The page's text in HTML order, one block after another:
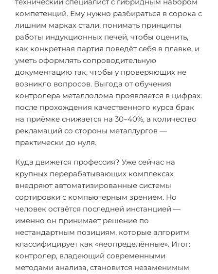
компетенций. Ему нужно разбираться в сорока с
лишним марках стали, понимать принципы
работы индукционных печей, чтобы оценить,
как конкретная партия поведёт себя в плавке, и
уметь оформлять сопроводительную
документацию так, чтобы у проверяющих не
возникло вопросов. Выгода от обучения
контролера металлолома проявляется в цифрах:
после прохождения качественного курса брак
на приёмке снижается на 30–40%, а количество
рекламаций со стороны металлургов —
практически до нуля.
Куда движется профессия? Уже сейчас на
крупных перерабатывающих комплексах
внедряют автоматизированные системы
сортировки с компьютерным зрением. Но
человек остаётся последней инстанцией —
именно он принимает решение по
нестандартным позициям, которые алгоритм
классифицирует как «неопределённые». Итог:
контролер, владеющий современными
методами анализа, становится незаменимым